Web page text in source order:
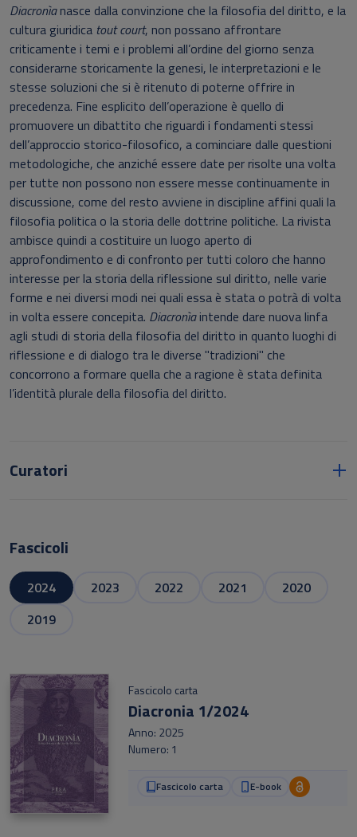
Diacronìa nasce dalla convinzione che la filosofia del diritto, e la
cultura giuridica tout court, non possano affrontare
criticamente i temi e i problemi all’ordine del giorno senza
considerarne storicamente la genesi, le interpretazioni e le
stesse soluzioni che si è ritenuto di poterne offrire in
precedenza. Fine esplicito dell’operazione è quello di
promuovere un dibattito che riguardi i fondamenti stessi
dell’approccio storico-filosofico, a cominciare dalle questioni
metodologiche, che anziché essere date per risolte una volta
per tutte non possono non essere messe continuamente in
discussione, come del resto avviene in discipline affini quali la
filosofia politica o la storia delle dottrine politiche. La rivista
ambisce quindi a costituire un luogo aperto di
approfondimento e di confronto per tutti coloro che hanno
interesse per la storia della riflessione sul diritto, nelle varie
forme e nei diversi modi nei quali essa è stata o potrà di volta
in volta essere concepita. Diacronìa intende dare nuova linfa
agli studi di storia della filosofia del diritto in quanto luoghi di
riflessione e di dialogo tra le diverse "tradizioni" che
concorrono a formare quella che a ragione è stata definita
l’identità plurale della filosofia del diritto.
Curatori
Fascicoli
2024 2023 2022 2021
2020
2019
Fascicolo carta
Diacronia 1/2024
Anno: 2025
Numero: 1
Fascicolo carta E-book